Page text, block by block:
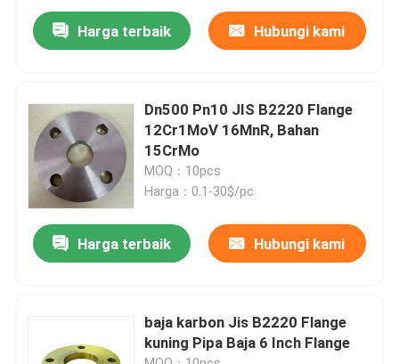
Produk
Flensa Pipa DIN
Flensa Pipa ANSI
Flensa Standar GOST
EN 1092 Flange
Harga terbaik Hubungi kami
Dn500 Pn10 JIS B2220 Flange
12Cr1MoV 16MnR, Bahan
15CrMo
MOQ：10pcs
Harga：0.1-30$/pc
Harga terbaik Hubungi kami
baja karbon Jis B2220 Flange
kuning Pipa Baja 6 Inch Flange